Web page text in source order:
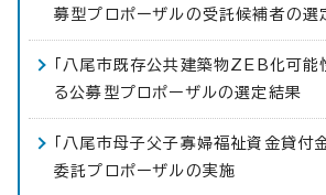
募型プロポーザルの受託候補者の選
「八尾市既存公共建築物ZEB化可能
る公募型プロポーザルの選定結果
「八尾市母子父子寡婦福祉資金貸付
委託プロポーザルの実施